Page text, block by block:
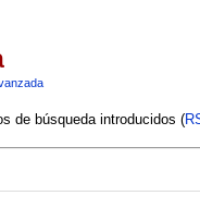
de búsqueda introducidos (